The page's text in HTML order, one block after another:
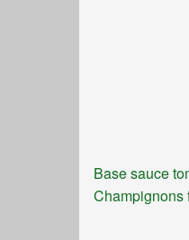
Base sauce
Champignons